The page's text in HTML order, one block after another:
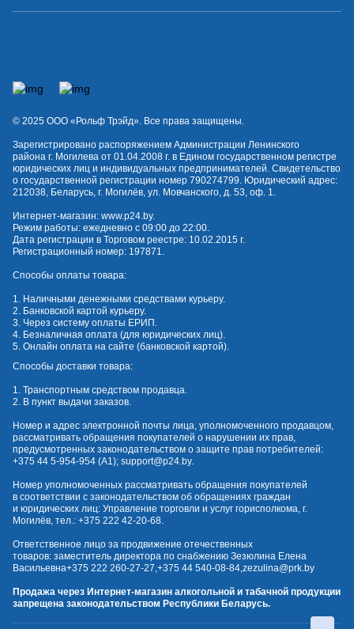
© 2025 OOO «Рольф Трэйд». Все права защищены.
Зарегистрировано распоряжением Администрации Ленинского
района г. Могилева от 01.04.2008 г. в Едином государственном регистре
юридических лиц и индивидуальных предпринимателей. Свидетельство
о государственной регистрации номер 790274799. Юридический адрес:
212038, Беларусь, г. Могилёв, ул. Мовчанского, д. 53, оф. 1.
Интернет-магазин: www.p24.by.
Режим работы: ежедневно с 09:00 до 22:00.
Дата регистрации в Торговом реестре: 10.02.2015 г.
Регистрационный номер: 197871.
Способы оплаты товара:
1. Наличными денежными средствами курьеру.
2. Банковской картой курьеру.
3. Через систему оплаты ЕРИП.
4. Безналичная оплата (для юридических лиц).
5. Онлайн оплата на сайте (банковской картой).
Способы доставки товара:
1. Транспортным средством продавца.
2. В пункт выдачи заказов.
Номер и адрес электронной почты лица, уполномоченного продавцом,
рассматривать обращения покупателей о нарушении их прав,
предусмотренных законодательством о защите прав потребителей:
+375 44 5-954-954 (А1); support@p24.by.
Номер уполномоченных рассматривать обращения покупателей
в соответствии с законодательством об обращениях граждан
и юридических лиц: Управление торговли и услуг горисполкома, г.
Могилёв, тел.: +375 222 42-20-68.
Ответственное лицо за продвижение отечественных
товаров: заместитель директора по снабжению Зезюлина Елена
Васильевна+375 222 260-27-27,+375 44 540-08-84,zezulina@prk.by
Продажа через Интернет-магазин алкогольной и табачной продукции
запрещена законодательством Республики Беларусь.